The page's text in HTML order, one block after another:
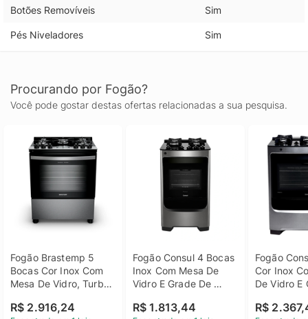
Botões Removíveis Sim
Pés Niveladores Sim
Procurando por Fogão?
Você pode gostar destas ofertas relacionadas a sua pesquisa.
Fogão Brastemp 5
Bocas Cor Inox Com
Mesa De Vidro, Turbo
Bfs5xar Bivolt
R$ 2.916,24
Fogão Consul 4 Bocas
Inox Com Mesa De
Vidro E Grade De
Cfo4var Bivolt
R$ 1.813,44
Fogão
Cor Inox
De Vidro E
Cfs5var
R$